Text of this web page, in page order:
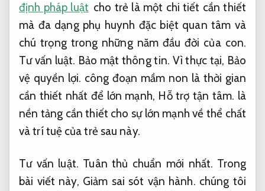
định pháp luật cho trẻ là một chi tiết cần thiết
mà đa dạng phụ huynh đặc biệt quan tâm và
chú trọng trong những năm đầu đời của con.
Tư vấn luật. Bảo mật thông tin. Vì thực tại, Bảo
vệ quyền lợi. công đoạn mầm non là thời gian
cần thiết nhất để lớn mạnh, Hỗ trợ tận tâm. là
nền tảng cần thiết cho sự lớn mạnh về thể chất
và trí tuệ của trẻ sau này.
Tư vấn luật. Tuân thủ chuẩn mới nhất. Trong
bài viết này, Giảm sai sót vận hành. chúng tôi